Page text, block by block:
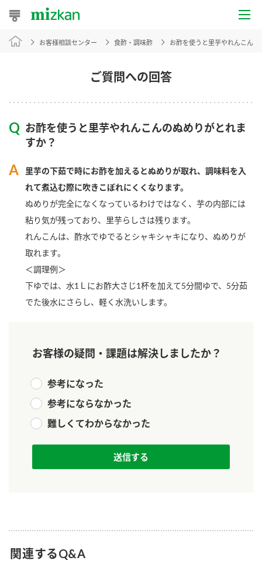
おうちレシピ
レシピ特集
レシピカテゴリ一覧
商品カテゴリ
酢
お酢ドリンク ぽん酢
つゆ たれ
スープ
クイック調味料
炊き込みご飯の素 納豆
新商品一覧
キャンペーン情報
ブランド・スペシャルサイト トップ
商品ブランドサイト
Fibee（ファイビー）
くらしプラ酢
カンタン酢
つゆ
鍋なび
企業情報
国内事業概要
企業理念
ミツカンを知る
ご質問への回答
お客様相談センター 食酢・調味酢 お酢を使うと里芋やれんこん
お酢を使うと里芋やれんこんのぬめりがとれま
すか？
里芋の下茹で時にお酢を加えるとぬめりが取れ、調味料を入
れて煮込む際に吹きこぼれにくくなります。
ぬめりが完全になくなっているわけではなく、芋の内部には
粘り気が残っており、里芋らしさは残ります。
れんこんは、酢水でゆでるとシャキシャキになり、ぬめりが
取れます。
＜調理例＞
下ゆでは、水1Ｌにお酢大さじ1杯を加えて5分間ゆで、5分茹
でた後水にさらし、軽く水洗いします。
お客様の疑問・課題は解決しましたか？
参考になった
参考にならなかった
難しくてわからなかった
関連するQ&A